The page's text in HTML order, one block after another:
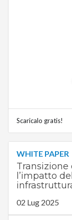
Scaricalo gratis!
WHITE PAPER
Transizione
l’impatto
02 Lug 2025